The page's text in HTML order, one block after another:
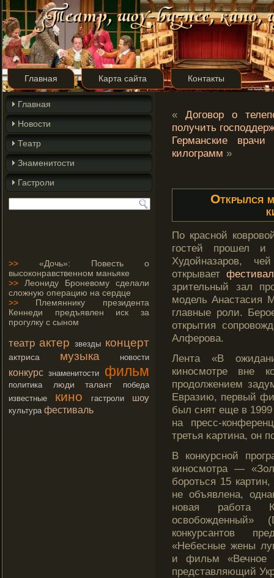
Главная Карта сайта Контакты
Главная
Новости
Театр
Знаменитости
Гастроли
>> «Дочь»: Повесть о
высоконравственном маньяке
>> Леониду Броневому сделали
сложную операцию на сердце
>> Племяннику президента
Кеннеди предъявлен иск за
прогулку с сыном
театр актер звезды концерт
актриса музыка новости
конкурс знаменитости фильм
политика люди талант
победа
известные
кино гастроли шоу
культура фестиваль
« Договор о
получить
Германские
килограмм »
Открылся
По красной
гостей прошел и
Худойназаров,
открывает
зрительный зал
модель Анастасия
главные роли.
открытия
Алферова.
Лента «В
киносмοтре вне
прοдолжением
Евразию, первый
был снят еще в 1999
на пресс-
третья κартина, он
В конкурсной
киносмотра —
бороться 15
не объявлена,
новая работа
освобожденный»
конкурсантов
«Небесные жены
и фильм «Вечное
представляющий